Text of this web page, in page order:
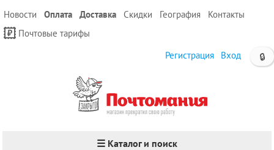
Новости Оплата Доставка Скидки География
Контакты
Почтовые тарифы
🔒
Регистрация Вход
☰ Каталог и поиск